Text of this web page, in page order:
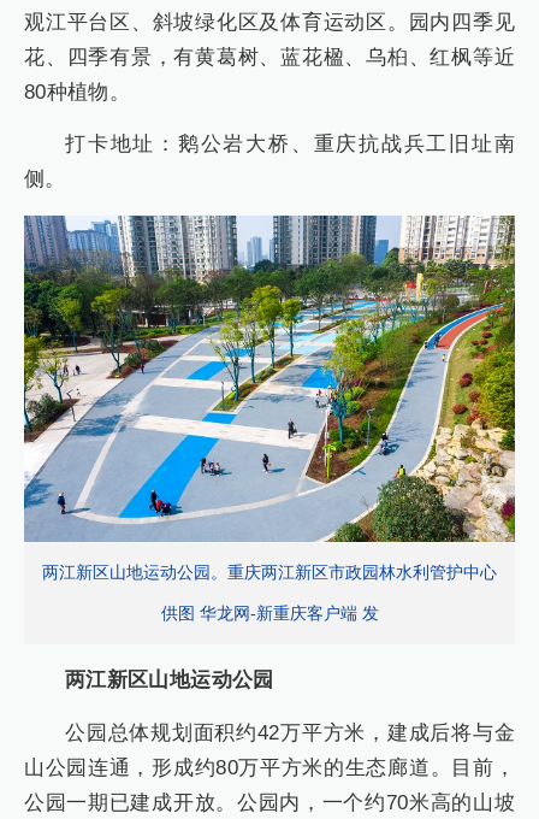
观江平台区、斜坡绿化区及体育运动区。园内四季见
花、四季有景，有黄葛树、蓝花楹、乌桕、红枫等近
80种植物。
打卡地址：鹅公岩大桥、重庆抗战兵工旧址南
侧。
两江新区山地运动公园。重庆两江新区市政园林水利管护中心
供图 华龙网-新重庆客户端 发
两江新区山地运动公园
公园总体规划面积约42万平方米，建成后将与金
山公园连通，形成约80万平方米的生态廊道。目前，
公园一期已建成开放。公园内，一个约70米高的山坡